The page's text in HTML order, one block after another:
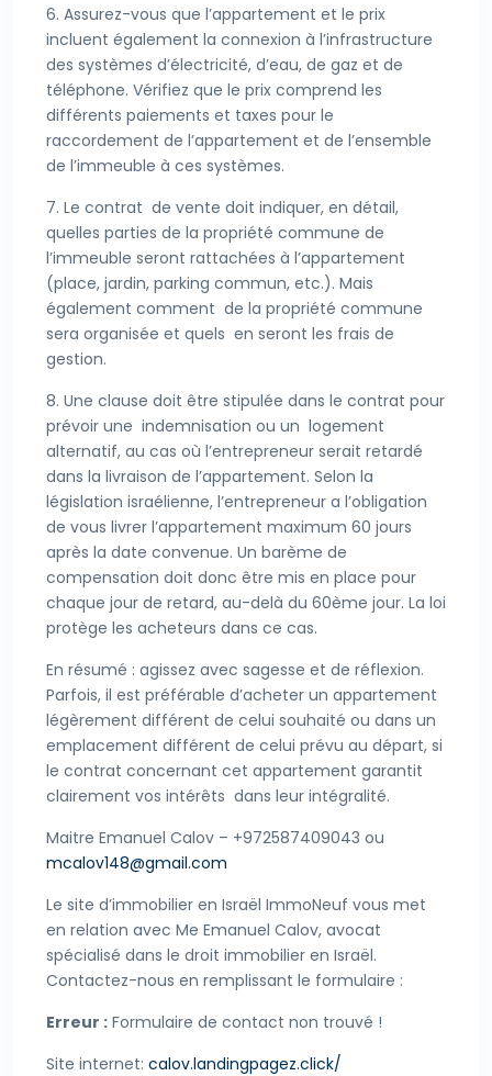
6. Assurez-vous que l’appartement et le prix
incluent également la connexion à l’infrastructure
des systèmes d’électricité, d’eau, de gaz et de
téléphone. Vérifiez que le prix comprend les
différents paiements et taxes pour le
raccordement de l’appartement et de l’ensemble
de l’immeuble à ces systèmes.
7. Le contrat de vente doit indiquer, en détail,
quelles parties de la propriété commune de
l’immeuble seront rattachées à l’appartement
(place, jardin, parking commun, etc.). Mais
également comment de la propriété commune
sera organisée et quels en seront les frais de
gestion.
8. Une clause doit être stipulée dans le contrat pour
prévoir une indemnisation ou un logement
alternatif, au cas où l’entrepreneur serait retardé
dans la livraison de l’appartement. Selon la
législation israélienne, l’entrepreneur a l’obligation
de vous livrer l’appartement maximum 60 jours
après la date convenue. Un barème de
compensation doit donc être mis en place pour
chaque jour de retard, au-delà du 60ème jour. La loi
protège les acheteurs dans ce cas.
En résumé : agissez avec sagesse et de réflexion.
Parfois, il est préférable d’acheter un appartement
légèrement différent de celui souhaité ou dans un
emplacement différent de celui prévu au départ, si
le contrat concernant cet appartement garantit
clairement vos intérêts dans leur intégralité.
Maitre Emanuel Calov – +972587409043 ou
mcalov148@gmail.com
Le site d’immobilier en Israël ImmoNeuf vous met
en relation avec Me Emanuel Calov, avocat
spécialisé dans le droit immobilier en Israël.
Contactez-nous en remplissant le formulaire :
Erreur : Formulaire de contact non trouvé !
Site internet: calov.landingpagez.click/